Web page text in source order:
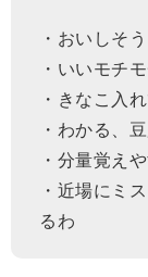
・おいしそう
・いいモチ
・きなこ入
・わかる、
・分量覚え
・近場にミ
るわ